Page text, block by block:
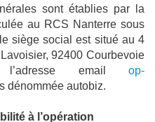
sont établies par la
au RCS Nanterre sous
siège social est situé au 4
92400 Courbevoie
email op-
dénommée autobiz.
à l’opération